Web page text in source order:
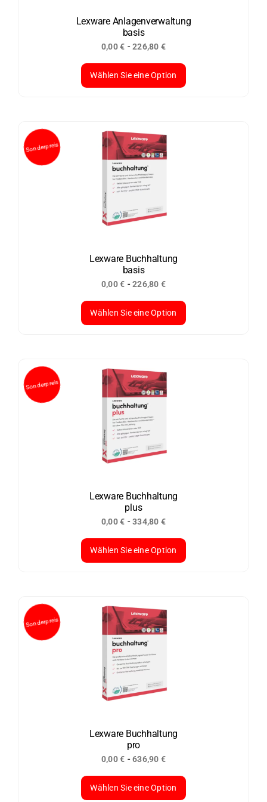
der
Produktseite
gewählt
werden
Lexware Anlagenverwaltung
basis
0,00€ -226,80 €
Wählen Sie eine Option
mehrere
Varianten
Optionen
können
der
Produktseite
gewählt
werden
Lexware Buchhaltung
basis
0,00€ -226,80 €
Wählen Sie eine Option
mehrere
Varianten
Optionen
können
der
Produktseite
gewählt
werden
Lexware Buchhaltung
plus
0,00€ -334,80 €
Wählen Sie eine Option
mehrere
Varianten
Optionen
können
der
Produktseite
gewählt
werden
Lexware Buchhaltung
pro
0,00€ -636,90 €
Wählen Sie eine Option